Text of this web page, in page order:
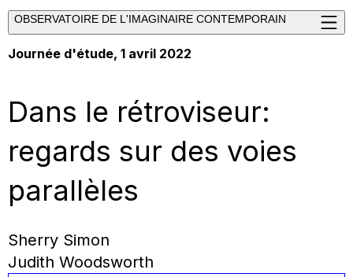
OBSERVATOIRE DE L'IMAGINAIRE CONTEMPORAIN
Journée d'étude, 1 avril 2022
Dans le rétroviseur:
regards sur des voies
parallèles
Sherry Simon
Judith Woodsworth